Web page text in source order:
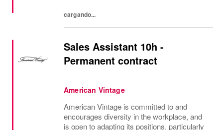
cargando...
Sales Assistant 10h -
Permanent contract
American Vintage
American Vintage is committed to and
encourages diversity in the workplace, and
is open to adapting its positions, particularly